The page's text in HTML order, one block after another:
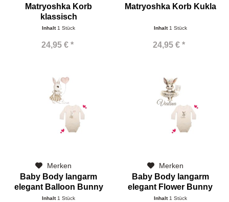
Matryoshka Korb
klassisch
Inhalt 1 Stück
24,95 € *
Matryoshka Korb Kukla
Inhalt 1 Stück
24,95 € *
Merken
Baby Body langarm
elegant Balloon Bunny
Inhalt1 Stück
Merken
Baby Body langarm
elegant Flower Bunny
Inhalt1 Stück